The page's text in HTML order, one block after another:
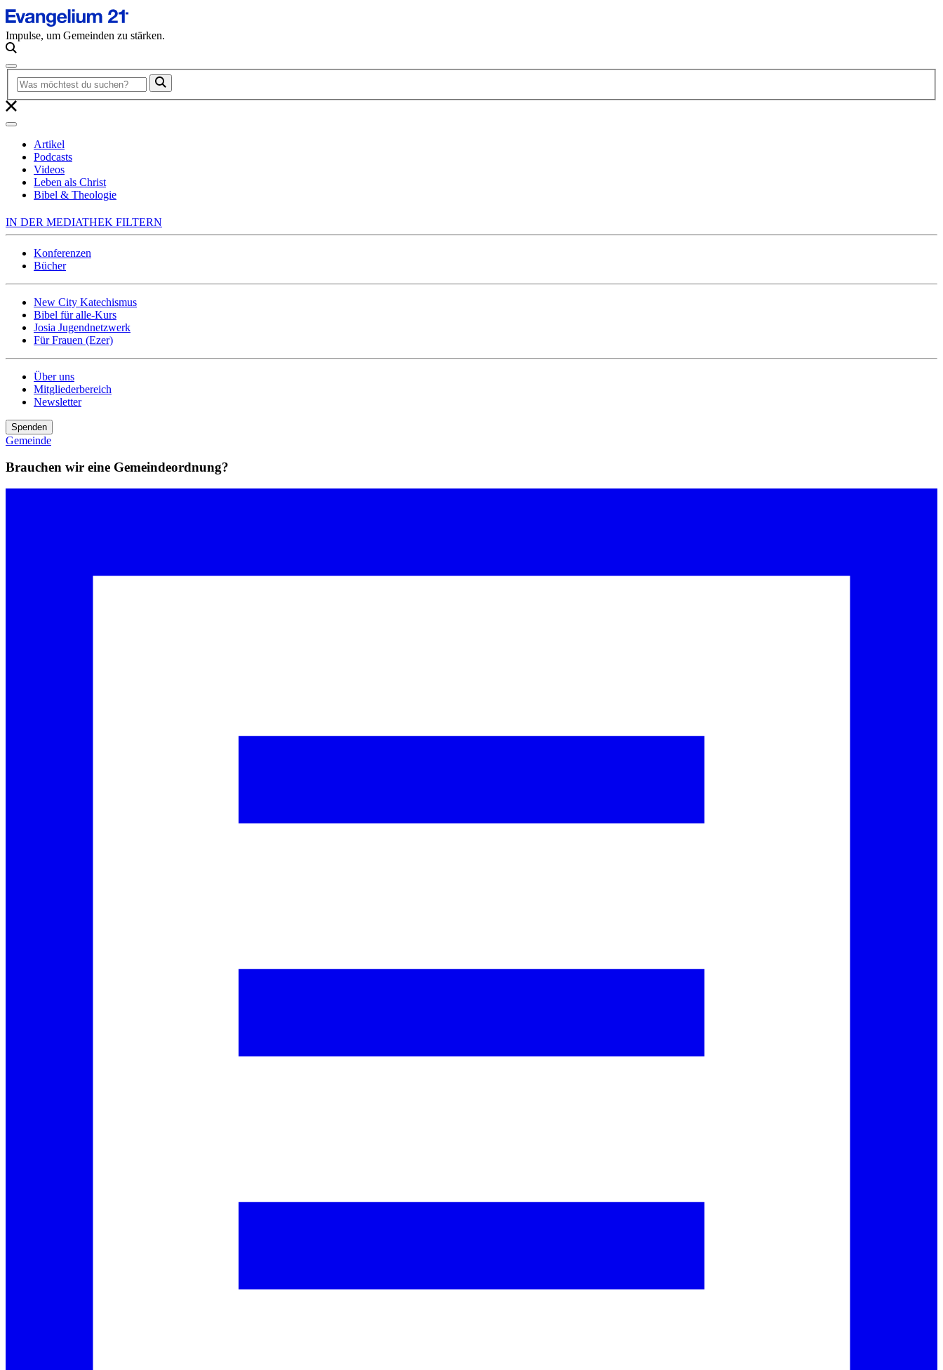
Impulse, um Gemeinden zu stärken.
Artikel
Podcasts
Videos
Leben als Christ
Bibel & Theologie
IN DER MEDIATHEK FILTERN
Konferenzen
Bücher
New City Katechismus
Bibel für alle-Kurs
Josia Jugendnetzwerk
Für Frauen (Ezer)
Über uns
Mitgliederbereich
Newsletter
Spenden
Gemeinde
Brauchen wir eine Gemeindeordnung?